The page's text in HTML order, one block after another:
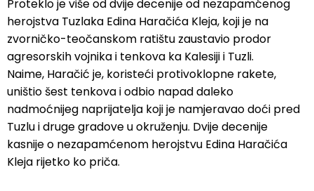
Proteklo je više od dvije decenije od nezapamćenog
herojstva Tuzlaka Edina Haračića Kleja, koji je na
zvorničko-teočanskom ratištu zaustavio prodor
agresorskih vojnika i tenkova ka Kalesiji i Tuzli.
Naime, Haračić je, koristeći protivoklopne rakete,
uništio šest tenkova i odbio napad daleko
nadmoćnijeg naprijatelja koji je namjeravao doći pred
Tuzlu i druge gradove u okruženju. Dvije decenije
kasnije o nezapamćenom herojstvu Edina Haračića
Kleja rijetko ko priča.